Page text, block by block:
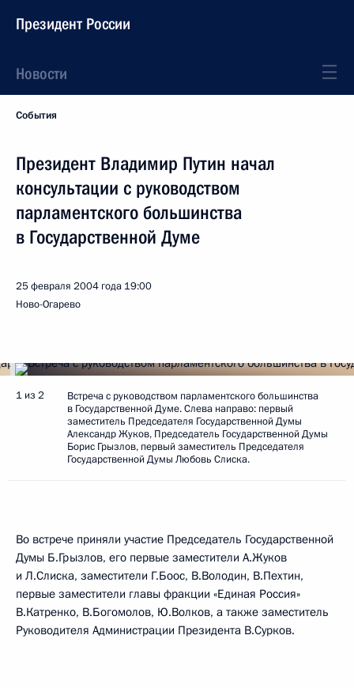
Президент России
Новости
События
Президент Владимир Путин начал
консультации с руководством
парламентского большинства
в Государственной Думе
25 февраля 2004 года 19:00
Ново-Огарево
1 из 2
Встреча с руководством парламентского большинства
в Государственной Думе. Слева направо: первый
заместитель Председателя Государственной Думы
Александр Жуков, Председатель Государственной Думы
Борис Грызлов, первый заместитель Председателя
Государственной Думы Любовь Слиска.
Во встрече приняли участие Председатель Государственной
Думы Б.Грызлов, его первые заместители А.Жуков
и Л.Слиска, заместители Г.Боос, В.Володин, В.Пехтин,
первые заместители главы фракции «Единая Россия»
В.Катренко, В.Богомолов, Ю.Волков, а также заместитель
Руководителя Администрации Президента В.Сурков.